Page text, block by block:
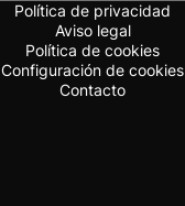
Política de privacidad
Aviso legal
Política de cookies
Configuración de cookies
Contacto